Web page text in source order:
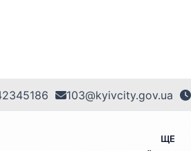
103@kyivcity.gov.ua
ЩЕ